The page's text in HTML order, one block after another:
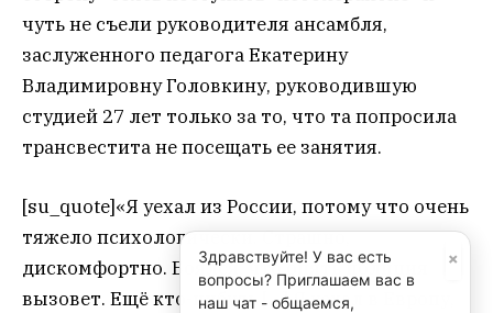
чуть не съели руководителя ансамбля,
заслуженного педагога Екатерину
Владимировну Головкину, руководившую
студией 27 лет только за то, что та попросила
трансвестита не посещать ее занятия.
[su_quote]«Я уехал из России, потому что очень
тяжело психологически. Страшно,
дискомфортно. Боялся, что опять полиция
вызовет. Ещё кто-нибудь […] Я уехал в Европу,
×
Здравствуйте! У вас есть
вопросы? Приглашаем вас в
наш чат - общаемся,